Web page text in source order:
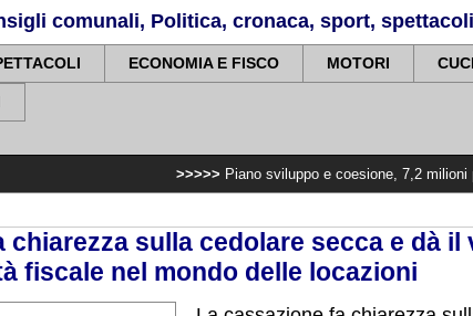
comunali, Politica, cronaca, sport,
ECONOMIA E FISCO MOTORI
Piano sviluppo e coesione, 7,2 milioni per
chiarezza sulla cedolare secca e dà il
fiscale nel mondo delle locazioni